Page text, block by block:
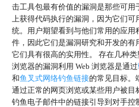
击工具包最有价值的漏洞是那些可用
上获得代码执行的漏洞，因为它们可
统。用户期望看到与他们常用的应用
件，因此它们是漏洞研究和开发的有
它们具有很高的实用性。 存在几种类
浏览器的漏洞利用 Web 浏览器是通过
和鱼叉式网络钓鱼链接的常见目标。
通过正常的网页浏览或某些用户被目
钓鱼电子邮件中的链接引导到对手控